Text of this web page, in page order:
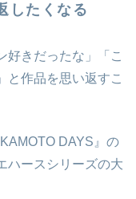
したくなる
好きだったな」「こ
と作品を思い返すこ
DAYS』の
ハースシリーズの大